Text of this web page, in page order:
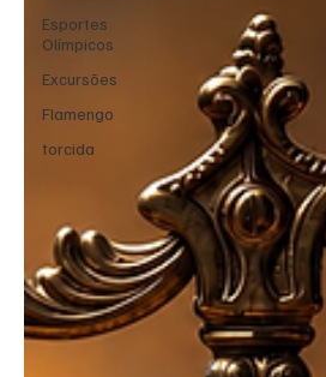
Esportes
Olímpicos
Excursões
Flamengo
torcida